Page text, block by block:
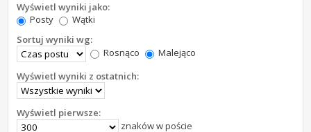
Wyświetl wyniki jako:
Posty
Wątki
Sortuj wyniki wg:
Rosnąco
Malejąco
Wyświetl wyniki z ostatnich:
Wyświetl pierwsze:
znaków w poście